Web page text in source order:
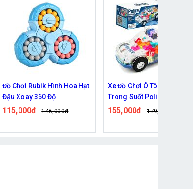
Xe Đồ Chơi Ô Tô Cảnh Sát
Trong Suốt Police Car
155,000đ 179,000đ
Trò chơi cá sấu cắn tay
nhỏ
55,000đ 71,000đ